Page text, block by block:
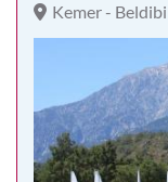
Kemer - Beldibi